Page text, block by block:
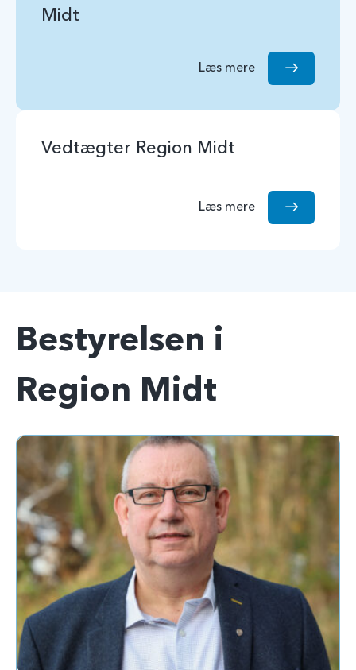
Midt
Læs mere
Vedtægter Region Midt
Læs mere
Bestyrelsen i
Region Midt